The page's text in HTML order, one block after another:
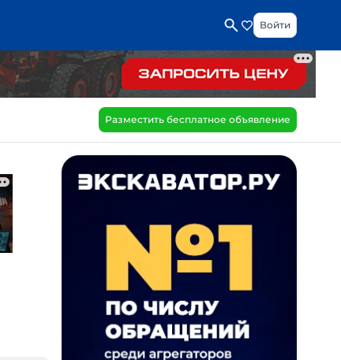
Войти
Разместить бесплатное объявление